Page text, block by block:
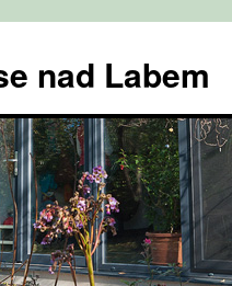
nad Labem